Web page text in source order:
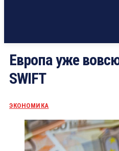
Европа уже
SWIFT
ЭКОНОМИКА